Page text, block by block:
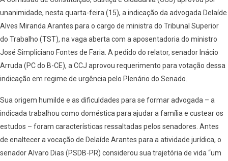
unanimidade, nesta quarta-feira (15), a indicação da advogada Delaíde
Alves Miranda Arantes para o cargo de ministra do Tribunal Superior
do Trabalho (TST), na vaga aberta com a aposentadoria do ministro
José Simpliciano Fontes de Faria. A pedido do relator, senador Inácio
Arruda (PC do B-CE), a CCJ aprovou requerimento para votação dessa
indicação em regime de urgência pelo Plenário do Senado.
Sua origem humilde e as dificuldades para se formar advogada – a
indicada trabalhou como doméstica para ajudar a família e custear os
estudos – foram características ressaltadas pelos senadores. Antes
de enaltecer a vocação de Delaíde Arantes para a atividade jurídica, o
senador Alvaro Dias (PSDB-PR) considerou sua trajetória de vida “um